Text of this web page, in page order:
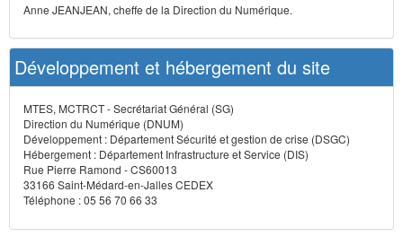
Anne JEANJEAN, cheffe de la Direction du Numérique.
Développement et hébergement du site
MTES, MCTRCT - Secrétariat Général (SG)
Direction du Numérique (DNUM)
Développement : Département Sécurité et gestion de crise (DSGC)
Hébergement : Département Infrastructure et Service (DIS)
Rue Pierre Ramond - CS60013
33166 Saint-Médard-en-Jalles CEDEX
Téléphone : 05 56 70 66 33